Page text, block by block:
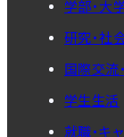
学部・大
研究・社
国際交流
学生生活
就職・キ